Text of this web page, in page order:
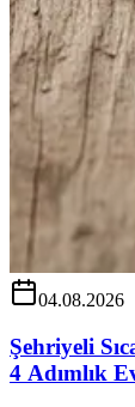
04.08.2026
Şehriyeli
4 Adımlık